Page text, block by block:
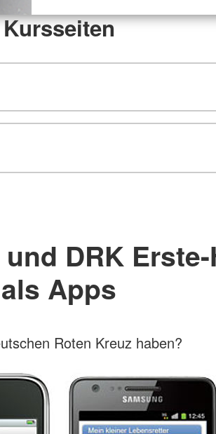
Kursseiten
und DRK
als Apps
Roten Kreuz haben?